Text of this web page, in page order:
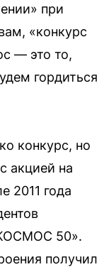
при
«конкурс
— это то,
гордиться
конкурс, но
акцией на
2011 года
50».
получил